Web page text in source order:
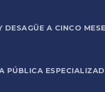
A CINCO
PÚBLICA